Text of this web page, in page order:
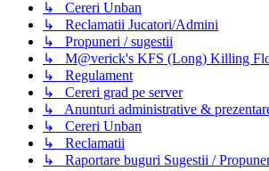
↳ Cereri Unban
↳ Reclamatii Jucatori/Admini
↳ Propuneri / sugestii
↳ M@verick's KFS (Long) Killing
↳ Regulament
↳ Cereri grad pe server
↳ Anunturi administrative &
↳ Cereri Unban
↳ Reclamatii
↳ Raportare buguri Sugestii /